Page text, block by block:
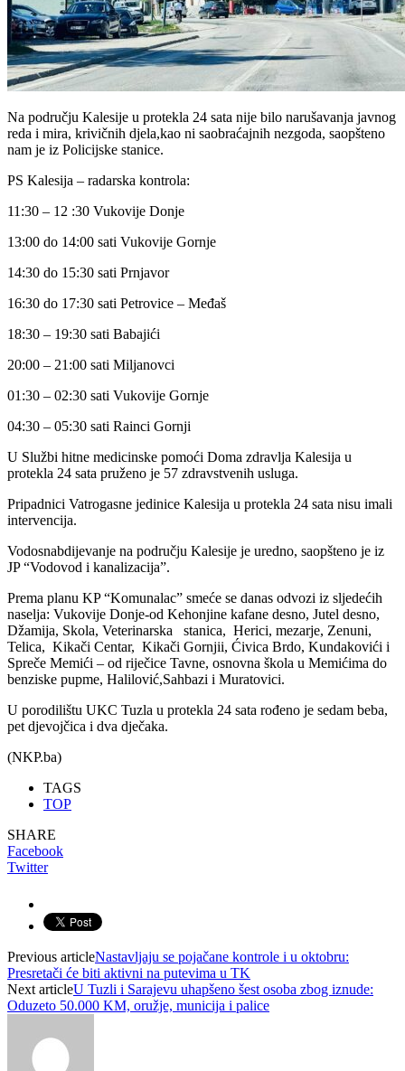
Na području Kalesije u protekla 24 sata nije bilo narušavanja javnog
reda i mira, krivičnih djela,kao ni saobraćajnih nezgoda, saopšteno
nam je iz Policijske stanice.
PS Kalesija – radarska kontrola:
11:30 – 12 :30 Vukovije Donje
13:00 do 14:00 sati Vukovije Gornje
14:30 do 15:30 sati Prnjavor
16:30 do 17:30 sati Petrovice – Međaš
18:30 – 19:30 sati Babajići
20:00 – 21:00 sati Miljanovci
01:30 – 02:30 sati Vukovije Gornje
04:30 – 05:30 sati Rainci Gornji
U Službi hitne medicinske pomoći Doma zdravlja Kalesija u
protekla 24 sata pruženo je 57 zdravstvenih usluga.
Pripadnici Vatrogasne jedinice Kalesija u protekla 24 sata nisu imali
intervencija.
Vodosnabdijevanje na području Kalesije je uredno, saopšteno je iz
JP “Vodovod i kanalizacija”.
Prema planu KP “Komunalac” smeće se danas odvozi iz sljedećih
naselja: Vukovije Donje-od Kehonjine kafane desno, Jutel desno,
Džamija, Skola, Veterinarska stanica, Herici, mezarje, Zenuni,
Telica, Kikači Centar, Kikači Gornjii, Ćivica Brdo, Kundakovići i
Spreče Memići – od riječice Tavne, osnovna škola u Memićima do
benziske pupme, Halilović,Sahbazi i Muratovici.
U porodilištu UKC Tuzla u protekla 24 sata rođeno je sedam beba,
pet djevojčica i dva dječaka.
(NKP.ba)
TAGS
TOP
SHARE
Facebook
Twitter
Previous articleNastavljaju se pojačane kontrole i u oktobru:
Presretači će biti aktivni na putevima u TK
Next articleU Tuzli i Sarajevu uhapšeno šest osoba zbog iznude:
Oduzeto 50.000 KM, oružje, municija i palice